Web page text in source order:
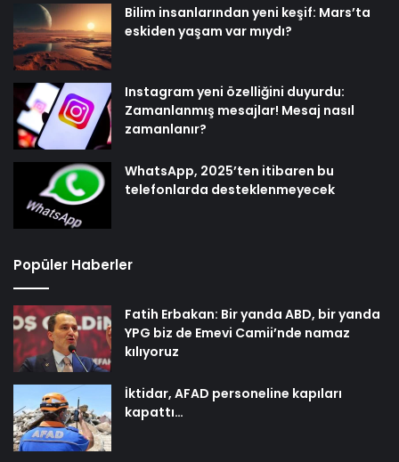
Bilim insanlarından yeni keşif: Mars’ta
eskiden yaşam var mıydı?
Instagram yeni özelliğini duyurdu:
Zamanlanmış mesajlar! Mesaj nasıl
zamanlanır?
WhatsApp, 2025’ten itibaren bu
telefonlarda desteklenmeyecek
Popüler Haberler
Fatih Erbakan: Bir yanda ABD, bir yanda
YPG biz de Emevi Camii’nde namaz
kılıyoruz
İktidar, AFAD personeline kapıları
kapattı…